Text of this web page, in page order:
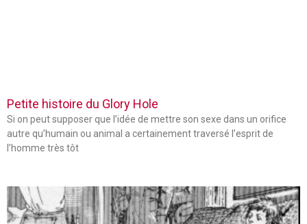
Petite histoire du Glory Hole
Si on peut supposer que l’idée de mettre son sexe dans un orifice
autre qu’humain ou animal a certainement traversé l’esprit de
l’homme très tôt